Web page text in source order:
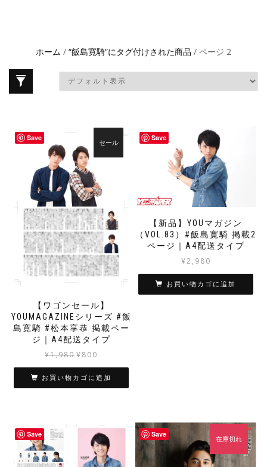
ホーム / “飯島寛騎”にタグ付けされた商品 / ページ 2
Save
【ワゴンセール】
YOUMAGAZINEシリーズ #飯
島寛騎 #松本享恭 掲載ペー
ジ｜A4配送タイプ
セール
¥1,980 元
価
格
¥800
の
価
で
す。
お買い物カゴに追加
Save
【新品】YOUマガジン
（VOL.83）#飯島寛騎 掲載2
ページ｜A4配送タイプ
¥2,980
お買い物カゴに追加
Save Save
在庫切れ